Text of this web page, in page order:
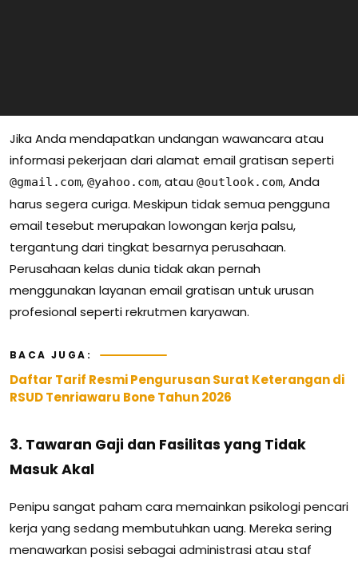
Jika Anda mendapatkan undangan wawancara atau
informasi pekerjaan dari alamat email gratisan seperti
@gmail.com, @yahoo.com, atau @outlook.com, Anda
harus segera curiga. Meskipun tidak semua pengguna
email tesebut merupakan lowongan kerja palsu,
tergantung dari tingkat besarnya perusahaan.
Perusahaan kelas dunia tidak akan pernah
menggunakan layanan email gratisan untuk urusan
profesional seperti rekrutmen karyawan.
BACA JUGA:
Daftar Tarif Resmi Pengurusan Surat Keterangan di
RSUD Tenriawaru Bone Tahun 2026
3. Tawaran Gaji dan Fasilitas yang Tidak
Masuk Akal
Penipu sangat paham cara memainkan psikologi pencari
kerja yang sedang membutuhkan uang. Mereka sering
menawarkan posisi sebagai administrasi atau staf